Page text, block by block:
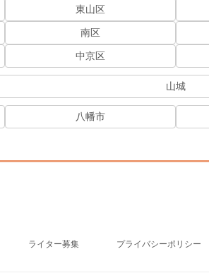
東山区
南区
中京区
山城
八幡市
ライター募集 プライバシーポリシー